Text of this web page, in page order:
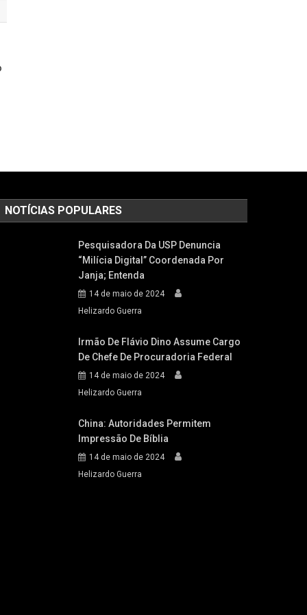
NOTÍCIAS POPULARES
Pesquisadora Da USP Denuncia
“milícia Digital” Coordenada Por
Janja; Entenda
14 de maio de 2024
Helizardo Guerra
Irmão De Flávio Dino Assume Cargo
De Chefe De Procuradoria Federal
14 de maio de 2024
Helizardo Guerra
China: Autoridades Permitem
Impressão De Bíblia
14 de maio de 2024
Helizardo Guerra